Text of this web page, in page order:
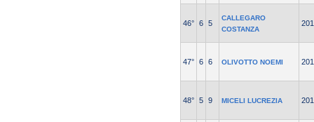
46° 6 5
CALLEGARO
COSTANZA
47° 6 6 OLIVOTTO NOEMI
48° 5 9 MICELI LUCREZIA